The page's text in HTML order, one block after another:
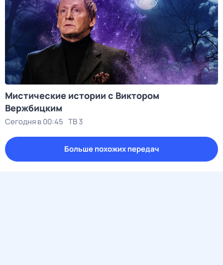
Мистические истории с Виктором
Вержбицким
Сегодня в 00:45 ТВ 3
Больше похожих передач